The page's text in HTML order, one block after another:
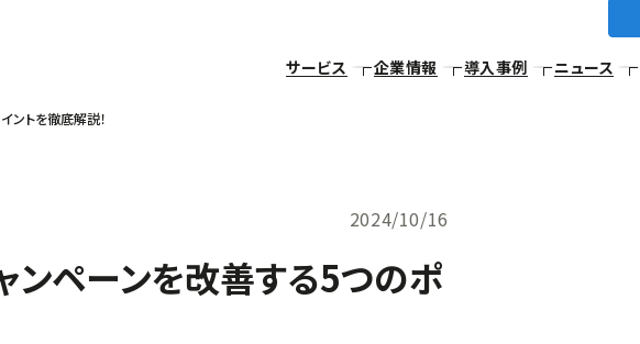
サービス 企業情報 導入事例 ニュース
ントを徹底解説！
2024/10/16
ンペーンを改善する5つのポ